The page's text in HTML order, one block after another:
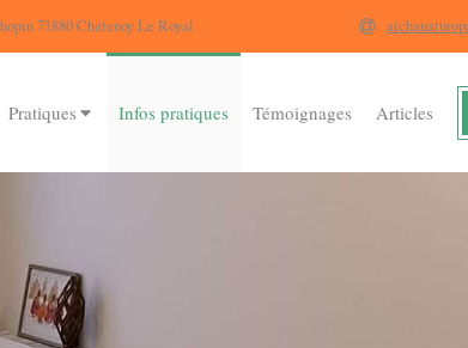
71880 Chatenoy Le Royal
Pratiques Infos pratiques Témoignages Articles